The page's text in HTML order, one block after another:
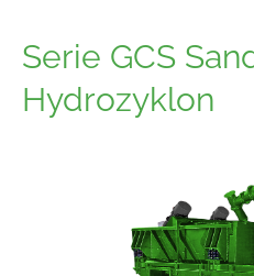
Serie GCS
Hydrozyklon